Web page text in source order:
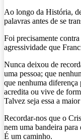
Ao longo da História,
palavras antes de se
Foi precisamente
agressividade que
Nunca deixou de
uma pessoa; que
que nenhuma diferença
acredita ou vive de
Talvez seja essa a
Recordar-nos que o
nem uma bandeira para
É um caminho.